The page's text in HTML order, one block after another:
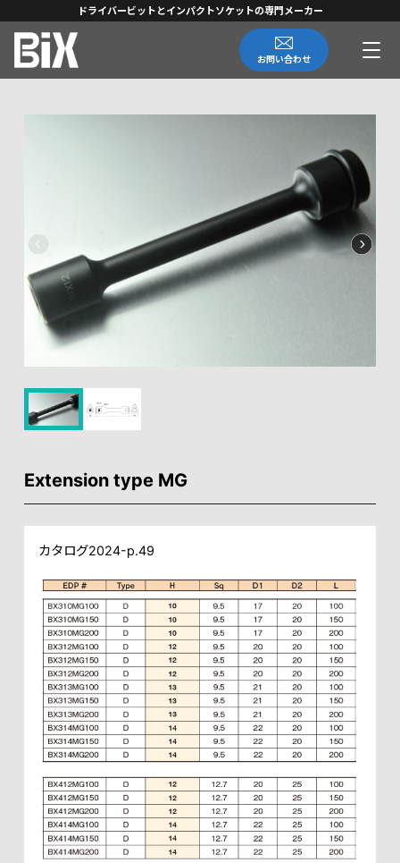
ドライバービットとインパクトソケットの専門メーカー
お問い合わせ
Extension type MG
カタログ2024-p.49